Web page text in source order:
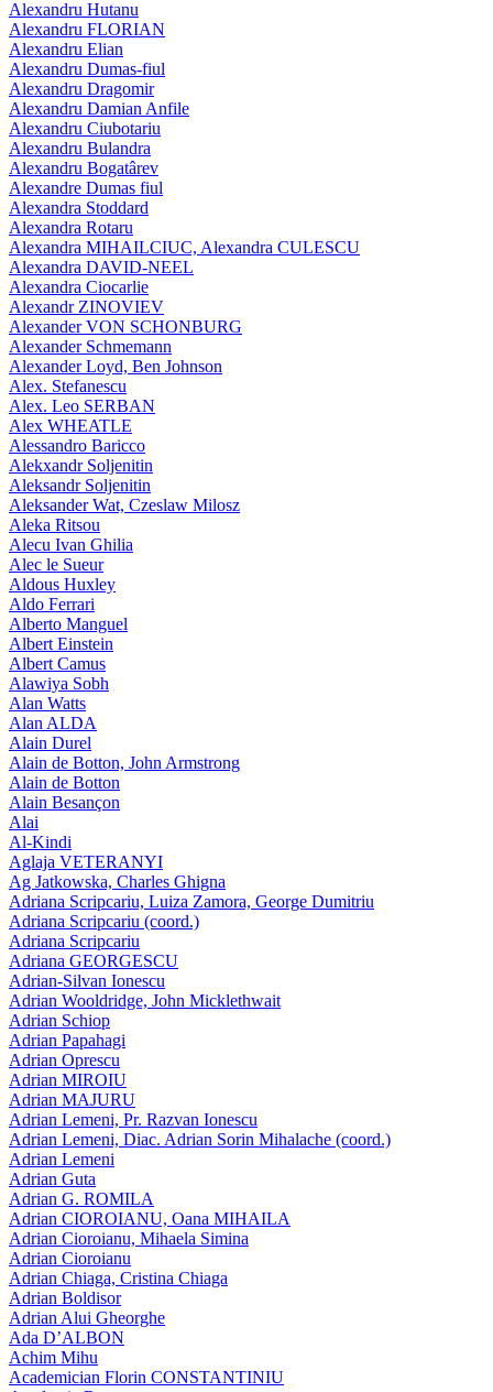
Alexandru Hutanu
Alexandru FLORIAN
Alexandru Elian
Alexandru Dumas-fiul
Alexandru Dragomir
Alexandru Damian Anfile
Alexandru Ciubotariu
Alexandru Bulandra
Alexandru Bogatârev
Alexandre Dumas fiul
Alexandra Stoddard
Alexandra Rotaru
Alexandra MIHAILCIUC, Alexandra CULESCU
Alexandra DAVID-NEEL
Alexandra Ciocarlie
Alexandr ZINOVIEV
Alexander VON SCHONBURG
Alexander Schmemann
Alexander Loyd, Ben Johnson
Alex. Stefanescu
Alex. Leo SERBAN
Alex WHEATLE
Alessandro Baricco
Alekxandr Soljenitin
Aleksandr Soljenitin
Aleksander Wat, Czeslaw Milosz
Aleka Ritsou
Alecu Ivan Ghilia
Alec le Sueur
Aldous Huxley
Aldo Ferrari
Alberto Manguel
Albert Einstein
Albert Camus
Alawiya Sobh
Alan Watts
Alan ALDA
Alain Durel
Alain de Botton, John Armstrong
Alain de Botton
Alain Besançon
Alai
Al-Kindi
Aglaja VETERANYI
Ag Jatkowska, Charles Ghigna
Adriana Scripcariu, Luiza Zamora, George Dumitriu
Adriana Scripcariu (coord.)
Adriana Scripcariu
Adriana GEORGESCU
Adrian-Silvan Ionescu
Adrian Wooldridge, John Micklethwait
Adrian Schiop
Adrian Papahagi
Adrian Oprescu
Adrian MIROIU
Adrian MAJURU
Adrian Lemeni, Pr. Razvan Ionescu
Adrian Lemeni, Diac. Adrian Sorin Mihalache (coord.)
Adrian Lemeni
Adrian Guta
Adrian G. ROMILA
Adrian CIOROIANU, Oana MIHAILA
Adrian Cioroianu, Mihaela Simina
Adrian Cioroianu
Adrian Chiaga, Cristina Chiaga
Adrian Boldisor
Adrian Alui Gheorghe
Ada D’ALBON
Achim Mihu
Academician Florin CONSTANTINIU